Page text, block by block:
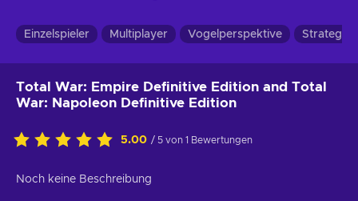
Einzelspieler Multiplayer Vogelperspektive Strategie
Total War: Empire Definitive Edition and Total
War: Napoleon Definitive Edition
5.00 / 5 von 1 Bewertungen
Noch keine Beschreibung